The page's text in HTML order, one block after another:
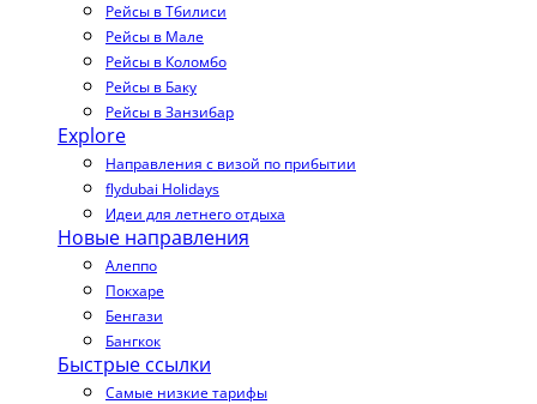
Рейсы в Тбилиси
Рейсы в Мале
Рейсы в Коломбо
Рейсы в Баку
Рейсы в Занзибар
Explore
Направления с визой по прибытии
flydubai Holidays
Идеи для летнего отдыха
Новые направления
Алеппо
Покхаре
Бенгази
Бангкок
Быстрые ссылки
Самые низкие тарифы